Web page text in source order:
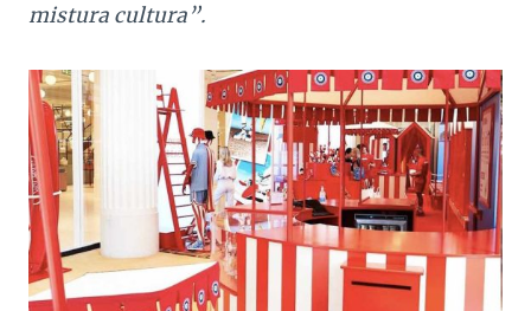
mistura cultura”.